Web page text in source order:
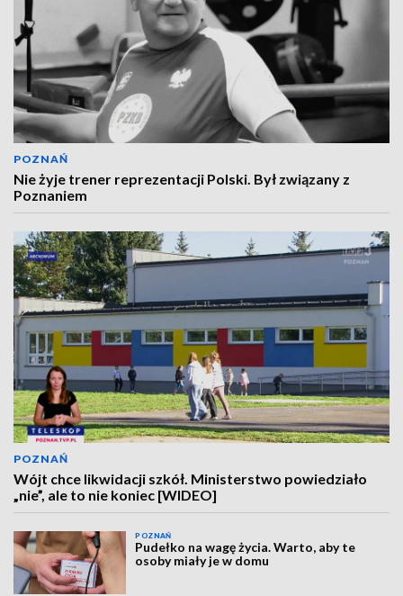
POZNAŃ
Nie żyje trener reprezentacji Polski. Był związany z
Poznaniem
POZNAŃ
Wójt chce likwidacji szkół. Ministerstwo powiedziało
„nie”, ale to nie koniec [WIDEO]
POZNAŃ
Pudełko na wagę życia. Warto, aby te
osoby miały je w domu